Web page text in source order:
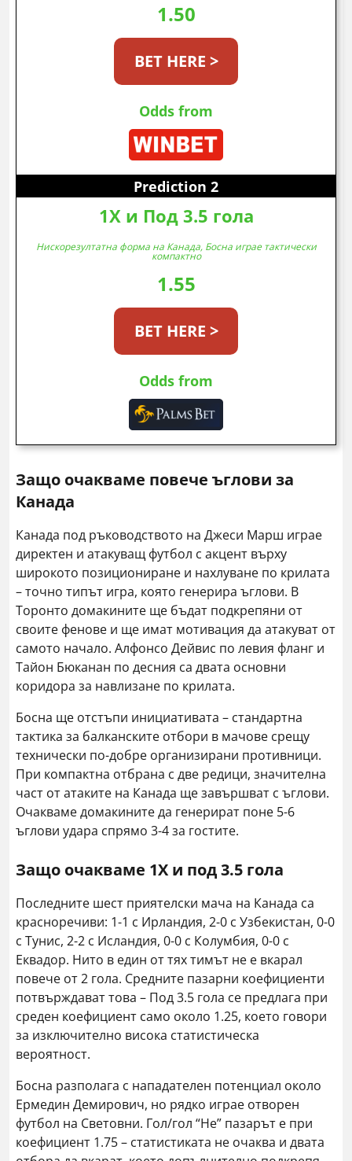
1.50
BET HERE >
Odds from
Prediction 2
1X и Под 3.5 гола
Нискорезултатна форма на Канада, Босна играе тактически
компактно
1.55
BET HERE >
Odds from
Защо очакваме повече ъглови за
Канада
Канада под ръководството на Джеси Марш играе
директен и атакуващ футбол с акцент върху
широкото позициониране и нахлуване по крилата
– точно типът игра, която генерира ъглови. В
Торонто домакините ще бъдат подкрепяни от
своите фенове и ще имат мотивация да атакуват от
самото начало. Алфонсо Дейвис по левия фланг и
Тайон Бюканан по десния са двата основни
коридора за навлизане по крилата.
Босна ще отстъпи инициативата – стандартна
тактика за балканските отбори в мачове срещу
технически по-добре организирани противници.
При компактна отбрана с две редици, значителна
част от атаките на Канада ще завършват с ъглови.
Очакваме домакините да генерират поне 5-6
ъглови удара спрямо 3-4 за гостите.
Защо очакваме 1X и под 3.5 гола
Последните шест приятелски мача на Канада са
красноречиви: 1-1 с Ирландия, 2-0 с Узбекистан, 0-0
с Тунис, 2-2 с Исландия, 0-0 с Колумбия, 0-0 с
Еквадор. Нито в един от тях тимът не е вкарал
повече от 2 гола. Средните пазарни коефициенти
потвърждават това – Под 3.5 гола се предлага при
среден коефициент само около 1.25, което говори
за изключително висока статистическа
вероятност.
Босна разполага с нападателен потенциал около
Ермедин Демирович, но рядко играе отворен
футбол на Световни. Гол/гол “Не” пазарът е при
коефициент 1.75 – статистиката не очаква и двата